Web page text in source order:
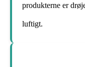
produkterne er
luftigt.